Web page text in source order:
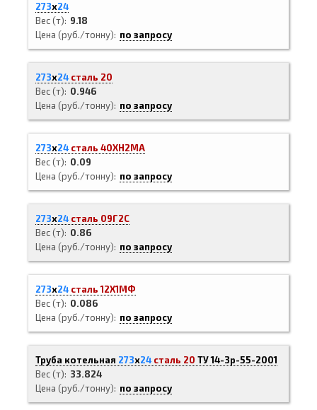
273х24
Вес (т)
9.18
Цена (руб./тонну)
по запросу
273х24 сталь 20
Вес (т)
0.946
Цена (руб./тонну)
по запросу
273х24 сталь 40ХН2МА
Вес (т)
0.09
Цена (руб./тонну)
по запросу
273х24 сталь 09Г2С
Вес (т)
0.86
Цена (руб./тонну)
по запросу
273х24 сталь 12Х1МФ
Вес (т)
0.086
Цена (руб./тонну)
по запросу
Труба котельная 273х24 сталь 20 ТУ 14-3р-55-2001
Вес (т)
33.824
Цена (руб./тонну)
по запросу